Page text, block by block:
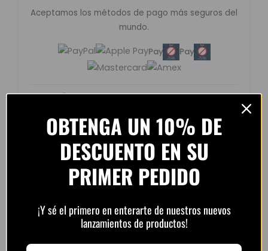
Aceptamos los métodos de pago más seguros del
mundo.
Pay Pay
Compra protegida con cifrado SSL.
Opiniones de clientes –
4.8 / 5basado en1.240
opiniones
OBTENGA UN 10% DE
DESCUENTO EN SU
PRIMER PEDIDO
¡Y sé el primero en enterarte de nuestros nuevos
lanzamientos de productos!